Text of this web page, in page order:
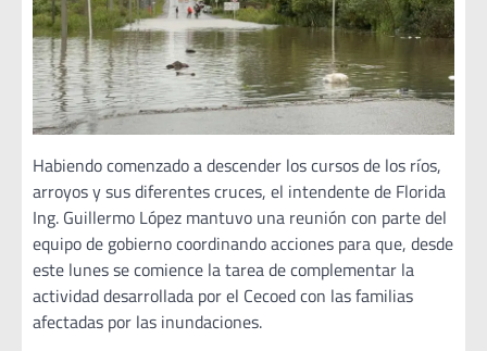
Habiendo comenzado a descender los cursos de los ríos,
arroyos y sus diferentes cruces, el intendente de Florida
Ing. Guillermo López mantuvo una reunión con parte del
equipo de gobierno coordinando acciones para que, desde
este lunes se comience la tarea de complementar la
actividad desarrollada por el Cecoed con las familias
afectadas por las inundaciones.